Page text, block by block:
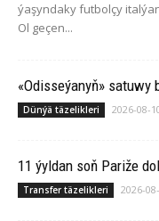
ýaşyndaky futbolçy
Ol geçen...
«Odisseýanyň» satuwy
Dünýä täzelikleri 2026-08-
11 ýyldan soň Pariže
Transfer täzelikleri 2026-